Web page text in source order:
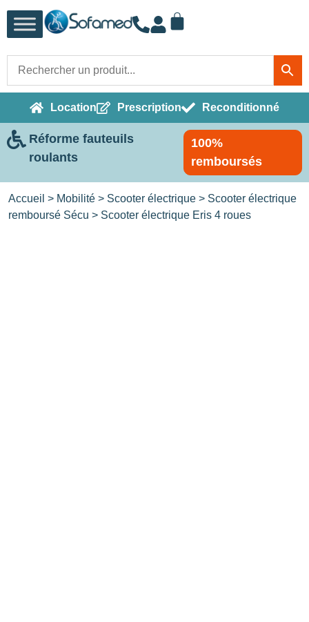
Location Prescription Reconditionné
Réforme fauteuils
roulants
100%
remboursés
Accueil > Mobilité > Scooter électrique > Scooter électrique
remboursé Sécu > Scooter électrique Eris 4 roues